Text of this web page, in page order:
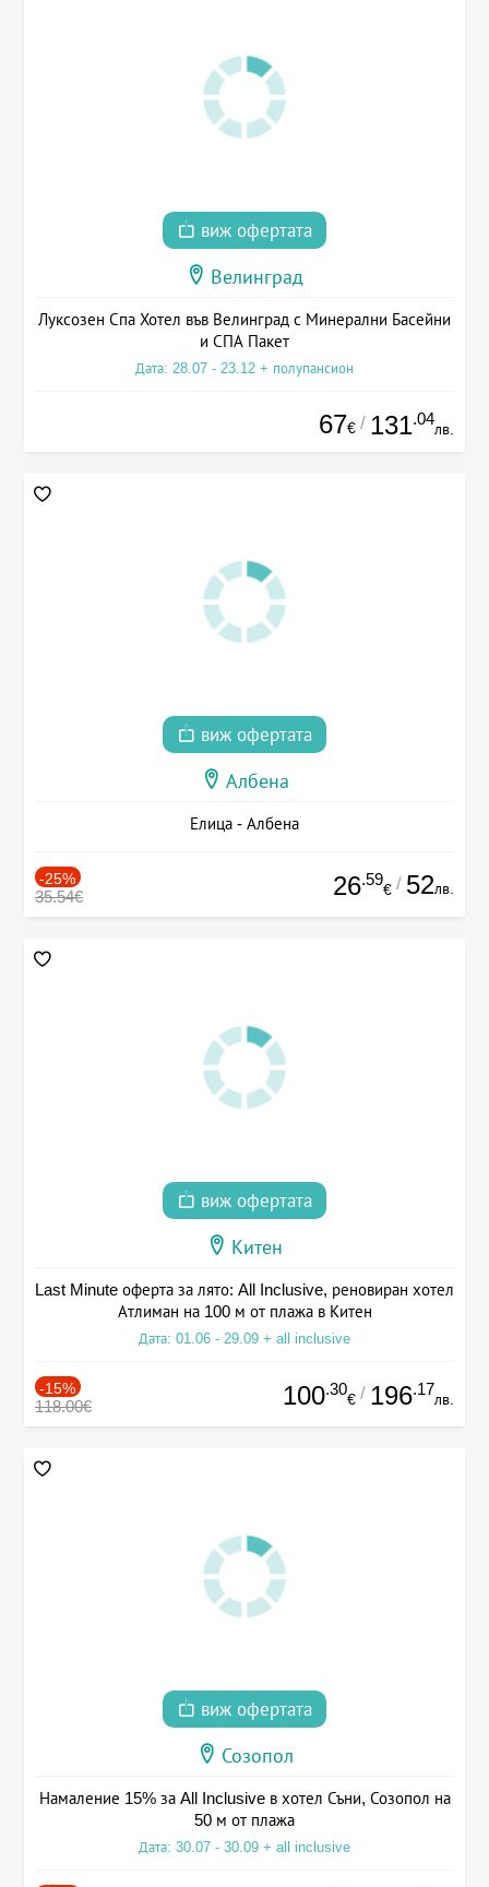
виж офертата
Велинград
Луксозен Спа Хотел във Велинград с Минерални Басейни
и СПА Пакет
Дата: 28.07 - 23.12 + полупансион
67€ / 131.04
лв.
виж офертата
Албена
Елица - Албена
-25%
35.54€ 26.59
€ / 52лв.
виж офертата
Китен
Last Minute оферта за лято: All Inclusive, реновиран хотел
Атлиман на 100 м от плажа в Китен
Дата: 01.06 - 29.09 + all inclusive
-15%
118.00€ 100.30
€ / 196.17
лв.
виж офертата
Созопол
Намаление 15% за All Inclusive в хотел Съни, Созопол на
50 м от плажа
Дата: 30.07 - 30.09 + all inclusive